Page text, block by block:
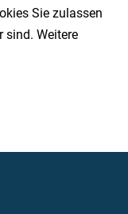
Sie zulassen
sind. Weitere